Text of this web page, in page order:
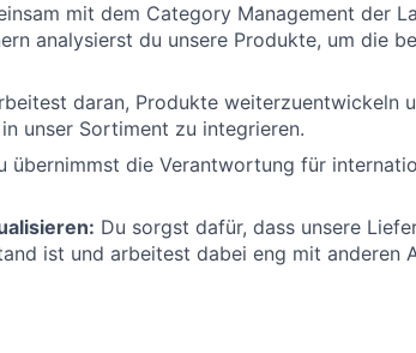
mit dem Category Management der
analysierst du unsere Produkte, um die
daran, Produkte weiterzuentwickeln
unser Sortiment zu integrieren.
übernimmst die Verantwortung für
Du sorgst dafür, dass unsere
ist und arbeitest dabei eng mit anderen